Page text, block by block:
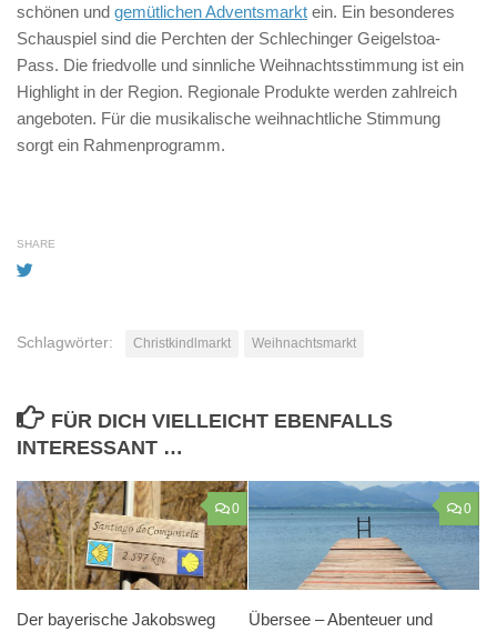
schönen und gemütlichen Adventsmarkt ein. Ein besonderes
Schauspiel sind die Perchten der Schlechinger Geigelstoa-
Pass. Die friedvolle und sinnliche Weihnachtsstimmung ist ein
Highlight in der Region. Regionale Produkte werden zahlreich
angeboten. Für die musikalische weihnachtliche Stimmung
sorgt ein Rahmenprogramm.
SHARE
Schlagwörter: Christkindlmarkt Weihnachtsmarkt
FÜR DICH VIELLEICHT EBENFALLS
INTERESSANT …
0
Der bayerische Jakobsweg
0
Übersee – Abenteuer und